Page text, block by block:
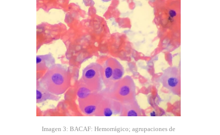
Imagen 3: BACAF: Hemorrágico; agrupaciones de